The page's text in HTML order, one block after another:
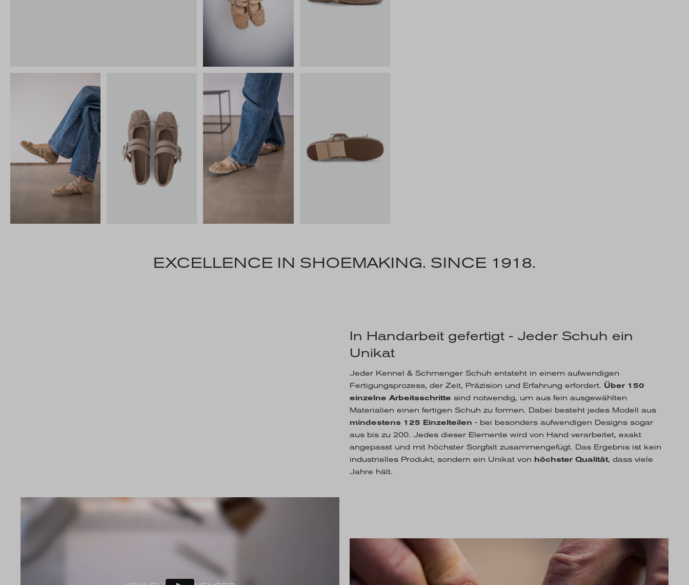
EXCELLENCE IN SHOEMAKING. SINCE 1918.
In Handarbeit gefertigt - Jeder Schuh ein
Unikat
Jeder Kennel & Schmenger Schuh entsteht in einem aufwendigen
Fertigungsprozess, der Zeit, Präzision und Erfahrung erfordert. Über 150
einzelne Arbeitsschritte sind notwendig, um aus fein ausgewählten
Materialien einen fertigen Schuh zu formen. Dabei besteht jedes Modell aus
mindestens 125 Einzelteilen - bei besonders aufwendigen Designs sogar
aus bis zu 200. Jedes dieser Elemente wird von Hand verarbeitet, exakt
angepasst und mit höchster Sorgfalt zusammengefügt. Das Ergebnis ist kein
industrielles Produkt, sondern ein Unikat von höchster Qualität, dass viele
Jahre hält.